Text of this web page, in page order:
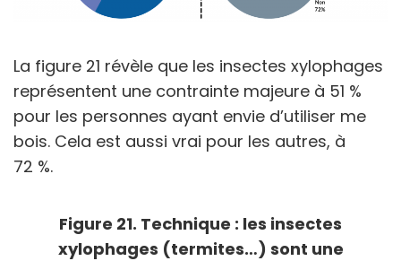
La figure 21 révèle que les insectes xylophages
représentent une contrainte majeure à 51 %
pour les personnes ayant envie d’utiliser me
bois. Cela est aussi vrai pour les autres, à
72 %.
Figure 21. Technique : les insectes
xylophages (termites…) sont une